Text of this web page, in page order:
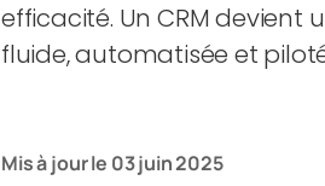
efficacité. Un CRM
fluide, automatisée et
Mis à jour le 03 juin 2025